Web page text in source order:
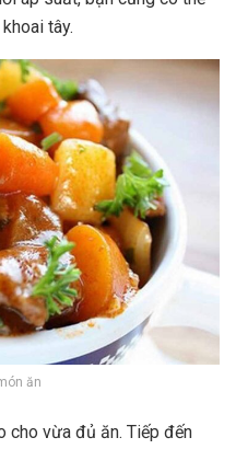
tây.
ăn
cho vừa đủ ăn. Tiếp đến